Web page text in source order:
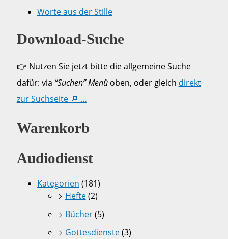
Worte aus der Stille
Download-Suche
👉 Nutzen Sie jetzt bitte die allgemeine Suche
dafür: via “Suchen” Menüoben, oder gleich direkt
zur Suchseite 🔎 …
Warenkorb
Audiodienst
Kategorien (181)
Hefte(2)
Bücher(5)
Gottesdienste(3)